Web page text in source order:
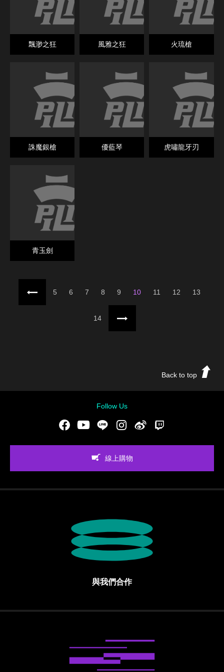
飄渺之狂 風雅之狂 火琉槍
誅魔銀槍 優藍琴 虎嘯龍牙刃
青玉劍
上一頁
5 6 7 8 9 10 11 12 13
14 下一頁
Back to top
Follow Us
FacebookYoutubeLINE Instgram新浪微博
線上購物
與我們合作